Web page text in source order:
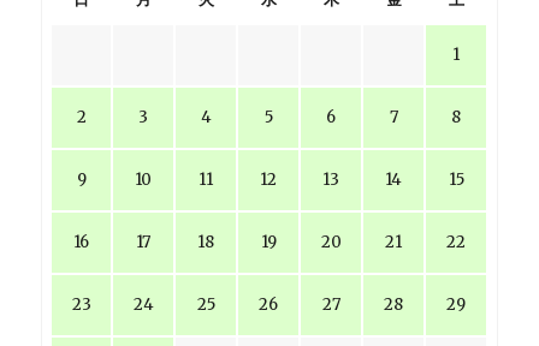
1
2 3 4 5 6 7 8
9 10 11 12 13 14 15
16 17 18 19 20 21 22
23 24 25 26 27 28 29